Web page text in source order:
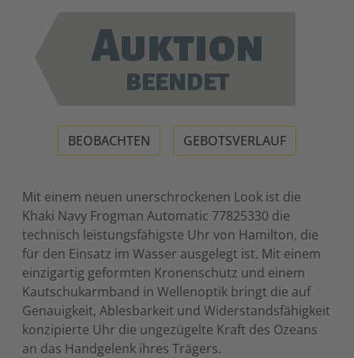
Mit einem neuen unerschrockenen Look ist die
Khaki Navy Frogman Automatic 77825330 die
technisch leistungsfähigste Uhr von Hamilton, die
für den Einsatz im Wasser ausgelegt ist. Mit einem
einzigartig geformten Kronenschutz und einem
Kautschukarmband in Wellenoptik bringt die auf
Genauigkeit, Ablesbarkeit und Widerstandsfähigkeit
konzipierte Uhr die ungezügelte Kraft des Ozeans
an das Handgelenk ihres Trägers.
Auktion
BEENDET
BEOBACHTEN GEBOTSVERLAUF